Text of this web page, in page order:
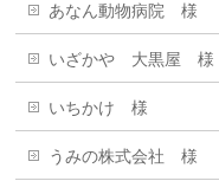
あなん動物病院 様
いざかや 大黒屋 様
いちかけ 様
うみの株式会社 様